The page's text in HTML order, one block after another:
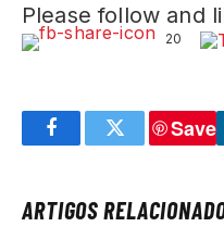
Please follow and
20
FacebookTwitter
Save
ARTIGOS